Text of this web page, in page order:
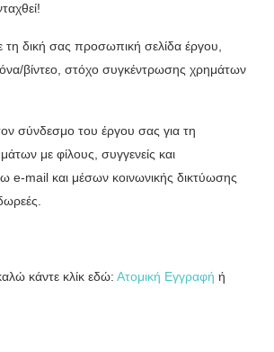
δική σας προσωπική σελίδα έργου,
βίντεο, στόχο συγκέντρωσης χρημάτων
σύνδεσμο του έργου σας για τη
με φίλους, συγγενείς και
e-mail και μέσων κοινωνικής δικτύωσης
κάντε κλίκ εδώ: Ατομική Εγγραφή ή